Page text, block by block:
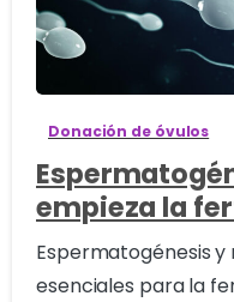
Donación de óvulos
empieza la
Espermatogénesis
esenciales para la